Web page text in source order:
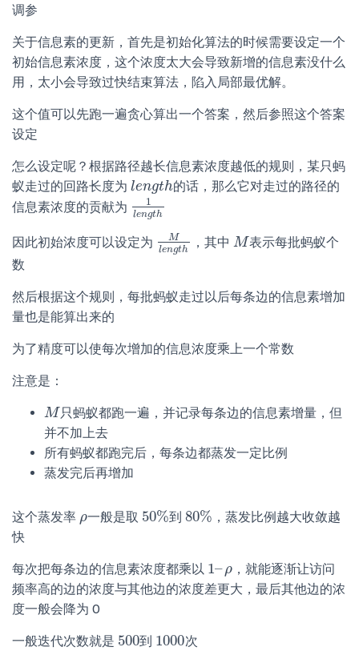
调参
关于信息素的更新，首先是初始化算法的时候需要设定一个
初始信息素浓度，这个浓度太大会导致新增的信息素没什么
用，太小会导致过快结束算法，陷入局部最优解。
这个值可以先跑一遍贪心算出一个答案，然后参照这个答案
设定
怎么设定呢？根据路径越长信息素浓度越低的规则，某只蚂
蚁走过的回路长度为 length
length 的话，那么它对走过的路径的
信息素浓度的贡献为
1
length
1leng
因此初始浓度可以设定为
M
length
Mleng t h
，其中M
M 表示每批蚂蚁个
数
然后根据这个规则，每批蚂蚁走过以后每条边的信息素增加
量也是能算出来的
为了精度可以使每次增加的信息浓度乘上一个常数
注意是：
M
M 只蚂蚁都跑一遍，并记录每条边的信息素增量，但
并不加上去
所有蚂蚁都跑完后，每条边都蒸发一定比例
蒸发完后再增加
这个蒸发率 ρ
ρ一般是取 50%
50%到80%
80% ，蒸发比例越大收敛越
快
每次把每条边的信息素浓度都乘以 1– ρ
1–ρ ，就能逐渐让访问
频率高的边的浓度与其他边的浓度差更大，最后其他边的浓
度一般会降为 0
一般迭代次数就是 500
500到 1000
1000次